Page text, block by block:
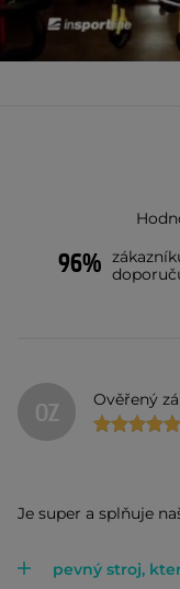
96%
OZ Ověřený
Je super a splňuje
pevný stroj,